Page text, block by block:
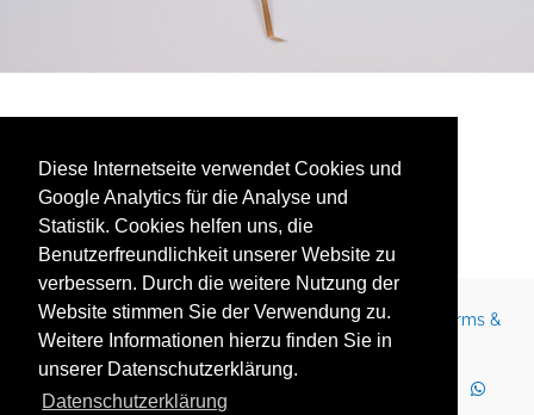
Diese Internetseite verwendet Cookies und
Google Analytics für die Analyse und
Statistik. Cookies helfen uns, die
Benutzerfreundlichkeit unserer Website zu
verbessern. Durch die weitere Nutzung der
Website stimmen Sie der Verwendung zu.
Weitere Informationen hierzu finden Sie in
unserer Datenschutzerklärung.
Datenschutzerklärung
Contact Legal Notice Newsletter Careers
Terms &
Conditions
Privacy Policy Terms of Use